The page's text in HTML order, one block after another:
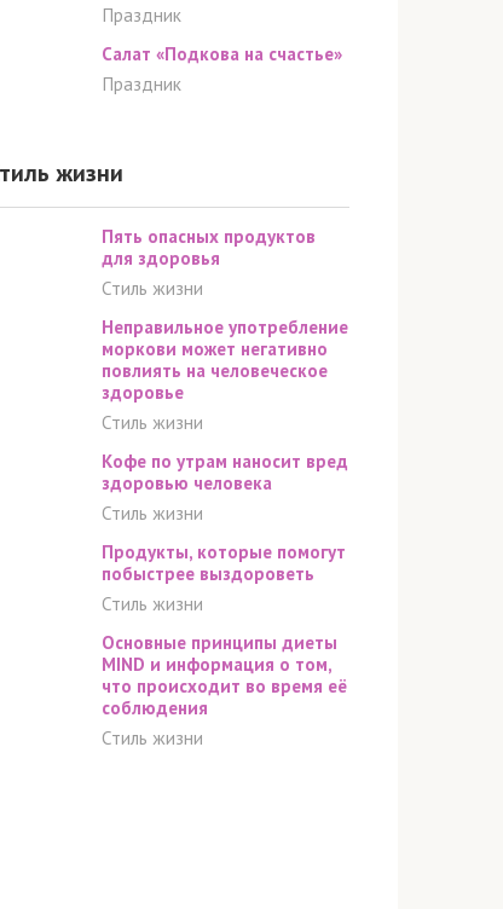
Праздник
Салат «Подкова на счастье»
Праздник
жизни
Пять опасных продуктов
для здоровья
Стиль жизни
Неправильное употребление
моркови может негативно
повлиять на человеческое
здоровье
Стиль жизни
Кофе по утрам наносит вред
здоровью человека
Стиль жизни
Продукты, которые помогут
побыстрее выздороветь
Стиль жизни
Основные принципы диеты
MIND и информация о том,
что происходит во время её
соблюдения
Стиль жизни